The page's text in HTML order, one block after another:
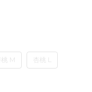
桃 M 杏桃 L